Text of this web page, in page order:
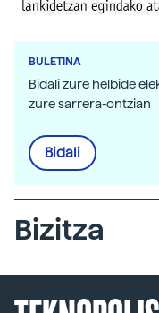
BULETINA
Bidali zure helbide
zure sarrera-ontzian
Bidali
Bizitza